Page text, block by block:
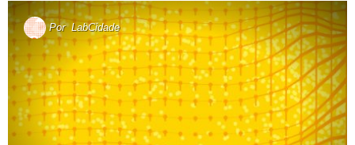
Por LabCidade